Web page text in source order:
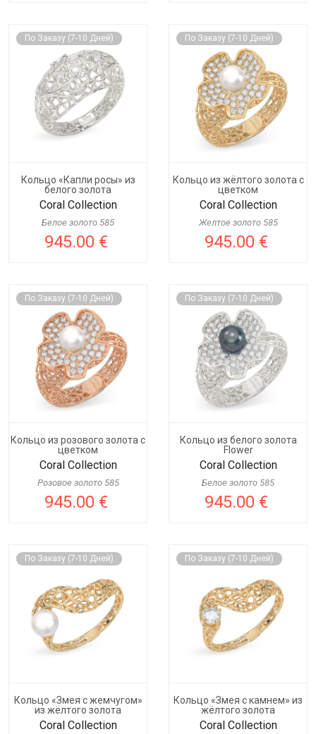
По Заказу (7-10 Дней)
Кольцо «Капли росы» из
белого золота
Coral Collection
Белое золото 585
945.00 €
По Заказу (7-10 Дней)
Кольцо из жёлтого золота с
цветком
Coral Collection
Желтое золото 585
945.00 €
По Заказу (7-10 Дней)
Кольцо из розового золота с
цветком
Coral Collection
Розовое золото 585
945.00 €
По Заказу (7-10 Дней)
Кольцо из белого золота
Flower
Coral Collection
Белое золото 585
945.00 €
По Заказу (7-10 Дней)
Кольцо «Змея с жемчугом»
из жёлтого золота
Coral Collection
По Заказу (7-10 Дней)
Кольцо «Змея с камнем» из
жёлтого золота
Coral Collection